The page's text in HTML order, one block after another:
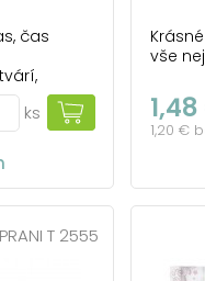
čas
a
domu
celý rok
ks
vše
1,20 €
PRANI T 2555